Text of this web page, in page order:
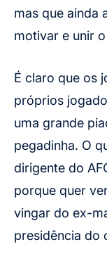
mas que ainda
motivar e unir
É claro que os
próprios
uma grande
pegadinha. O
dirigente do
porque quer
vingar do ex-
presidência do